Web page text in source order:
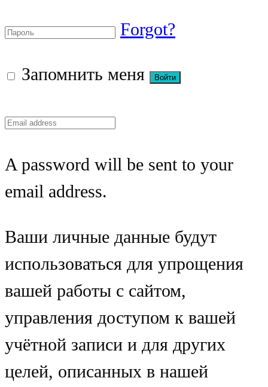
Forgot?
Запомнить меня
A password will be sent to your
email address.
Ваши личные данные будут
использоваться для упрощения
вашей работы с сайтом,
управления доступом к вашей
учётной записи и для других
целей, описанных в нашей